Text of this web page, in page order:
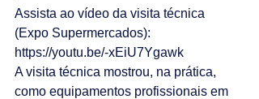
Assista ao vídeo da visita técnica
(Expo Supermercados):
https://youtu.be/-xEiU7Ygawk
A visita técnica mostrou, na prática,
como equipamentos profissionais em